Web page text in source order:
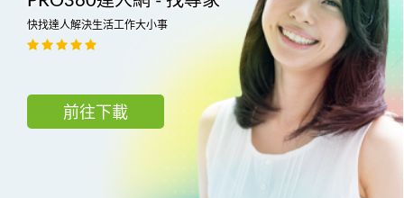
快找達人解決生活工作大小事
前往下載